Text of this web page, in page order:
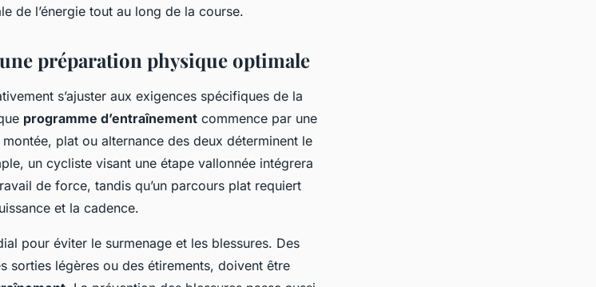
de l’énergie tout au long de la course.
préparation physique optimale
s’ajuster aux exigences spécifiques de la
programme d’entraînement commence par une
plat ou alternance des deux déterminent le
un cycliste visant une étape vallonnée intégrera
de force, tandis qu’un parcours plat requiert
et la cadence.
pour éviter le surmenage et les blessures. Des
sorties légères ou des étirements, doivent être